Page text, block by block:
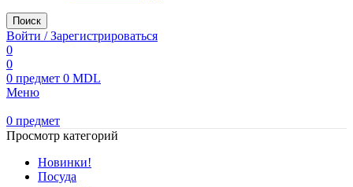
Поиск
Войти / Зарегистрироваться
0
0
0 предмет 0 MDL
Меню
0 предмет
Просмотр категорий
Новинки!
Посуда